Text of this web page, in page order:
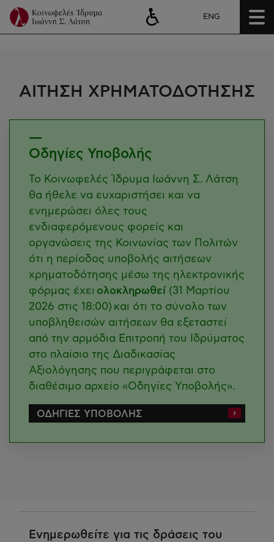
ENG
ΑΙΤΗΣΗ ΧΡΗΜΑΤΟΔΟΤΗΣΗΣ
Οδηγίες Υποβολής
Το Κοινωφελές Ίδρυμα Ιωάννη Σ. Λάτση
θα ήθελε να ευχαριστήσει και να
ενημερώσει όλες τους
ενδιαφερόμενους φορείς και
οργανώσεις της Κοινωνίας των Πολιτών
ότι η περίοδος υποβολής αιτήσεων
χρηματοδότησης μέσω της ηλεκτρονικής
φόρμας έχει ολοκληρωθεί (31 Μαρτίου
2026 στις 18:00) και ότι το σύνολο των
υποβληθεισών αιτήσεων θα εξεταστεί
από την αρμόδια Επιτροπή του Ιδρύματος
στο πλαίσιο της Διαδικασίας
Αξιολόγησης που περιγράφεται στο
διαθέσιμο αρχείο «Οδηγίες Υποβολής».
ΟΔΗΓΙΕΣ ΥΠΟΒΟΛΗΣ
Ενημερωθείτε για τις δράσεις του